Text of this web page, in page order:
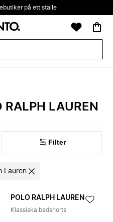
på ett ställe
RALPH LAUREN
Filter
Lauren
POLO RALPH LAUREN
Klassiska badshorts